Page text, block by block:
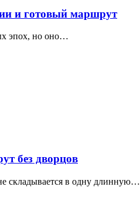
и готовый маршрут
эпох, но оно…
без дворцов
складывается в одну длинную…